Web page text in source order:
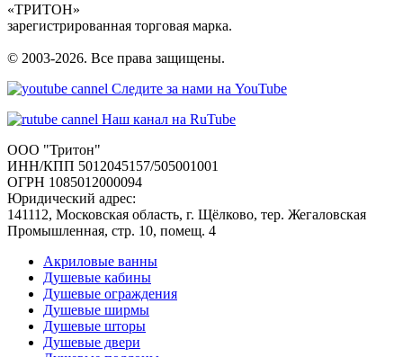
«ТРИТОН»
зарегистрированная торговая марка.
© 2003-2026. Все права защищены.
Следите за нами на YouTube
Наш канал на RuTube
ООО "Тритон"
ИНН/КПП 5012045157/505001001
ОГРН 1085012000094
Юридический адрес:
141112, Московская область, г. Щёлково, тер. Жегаловская
Промышленная, стр. 10, помещ. 4
Акриловые ванны
Душевые кабины
Душевые ограждения
Душевые ширмы
Душевые шторы
Душевые двери